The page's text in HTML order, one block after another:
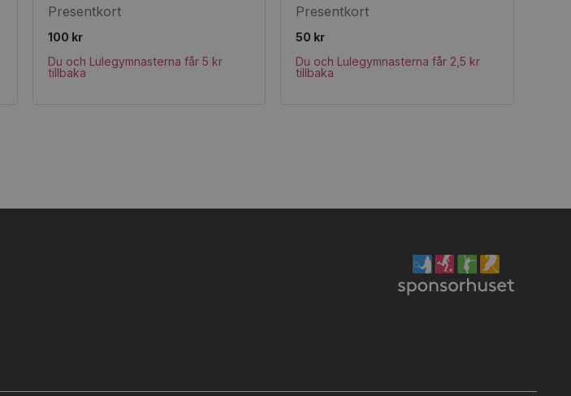
Presentkort
100 kr
Du och Lulegymnasterna får 5 kr
tillbaka
Presentkort
50 kr
Du och Lulegymnasterna får 2,5 kr
tillbaka